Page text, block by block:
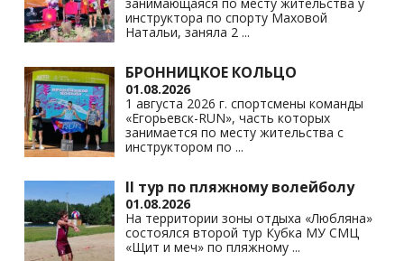
инструктора по спорту Маховой
Натальи, заняла 2 ...
БРОННИЦКОЕ КОЛЬЦО
01.08.2026
1 августа 2026 г. спортсмены команды
«Егорьевск-RUN», часть которых
занимается по месту жительства с
инструктором по ...
II тур по пляжному волейболу
01.08.2026
На территории зоны отдыха «Любляна»
состоялся второй тур Кубка МУ СМЦ
«Щит и меч» по пляжному ...